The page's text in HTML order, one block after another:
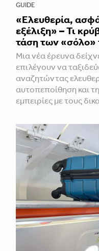
GUIDE
«Ελευθερία,
εξέλιξη» – Τι
τάση των «σόλο»
Μια νέα έρευνα
επιλέγουν να
αναζητώντας
αυτοπεποίθηση και
εμπειρίες με τους